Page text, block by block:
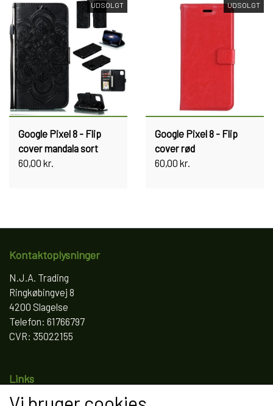
UDSOLGT
Google Pixel 8 - Flip
cover mandala sort
60,00 kr.
UDSOLGT
Google Pixel 8 - Flip
cover rød
60,00 kr.
Kontaktoplysninger
N.J.A. Trading
Ringkøbingvej 8
4200 Slagelse
Telefon: 61766797
CVR: 35022155
Links
Salgs- og leveringsbetingelser